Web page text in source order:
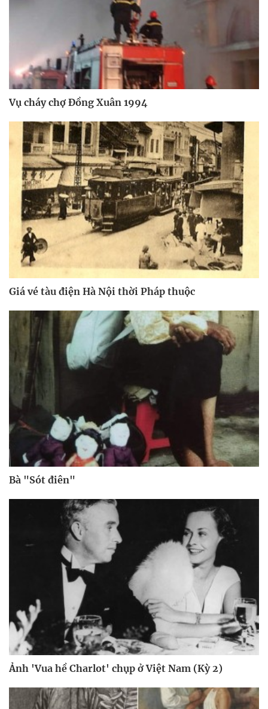
Vụ cháy chợ Đồng Xuân 1994
Giá vé tàu điện Hà Nội thời Pháp thuộc
Bà "Sót điên"
Ảnh 'Vua hề Charlot' chụp ở Việt Nam (Kỳ 2)